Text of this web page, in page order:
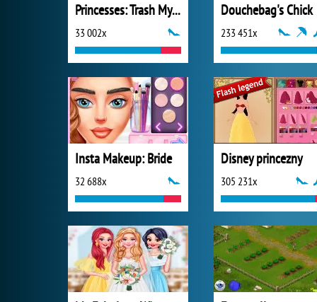
Princesses: Trash My Wedding Dress
33 002x
Douchebag's Chick
233 451x
Insta Makeup: Bride
32 688x
Disney princezny
305 231x